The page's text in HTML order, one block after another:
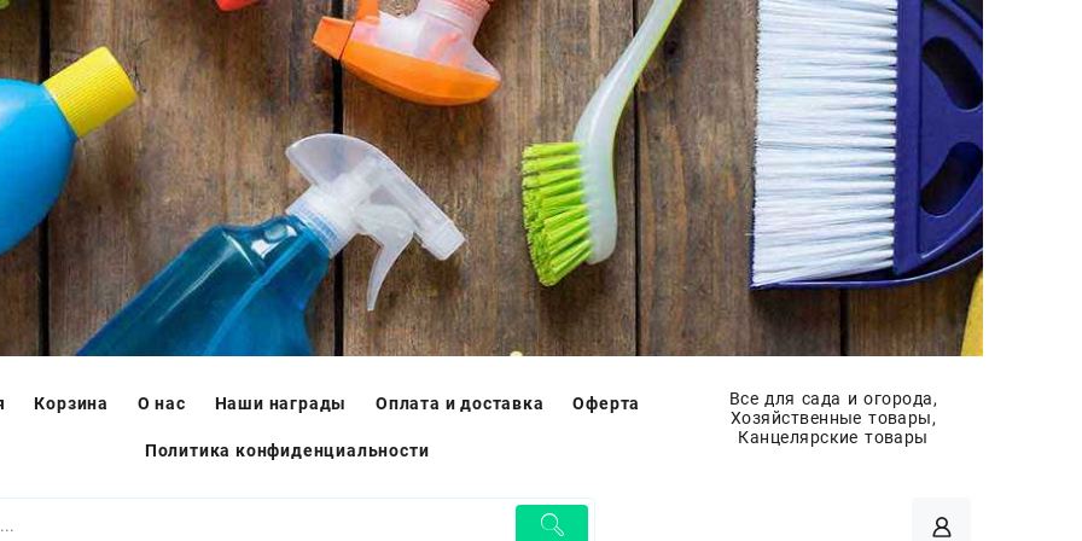
Все для сада и огорода,
Хозяйственные товары,
Канцелярские товары
Корзина О нас Наши награды Оплата и доставка Оферта
Политика конфиденциальности